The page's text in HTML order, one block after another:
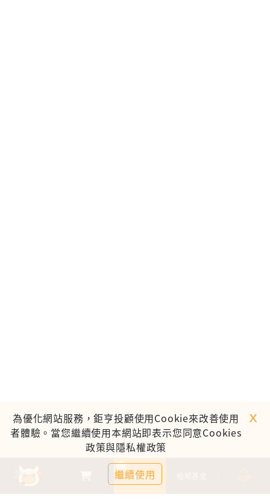
基金比較
0
為優化網站服務，鉅亨投顧使用Cookie來改善使用
者體驗。當您繼續使用本網站即表示您同意Cookies
政策與隱私權政策
繼續使用
ｘ